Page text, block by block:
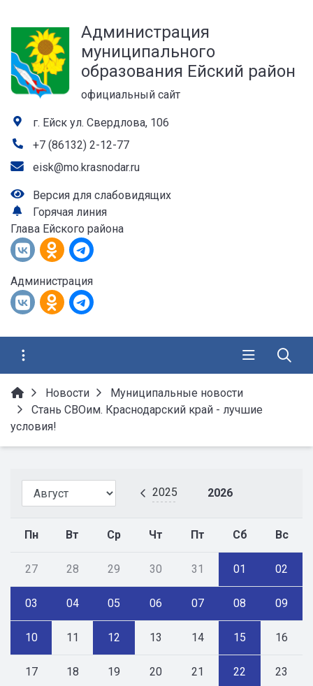
Администрация
муниципального
образования Ейский район
официальный сайт
г. Ейск ул. Свердлова, 106
+7 (86132) 2-12-77
eisk@mo.krasnodar.ru
Версия для слабовидящих
Горячая линия
Глава Ейского района
Администрация
Новости
Муниципальные новости
Стань СВОим. Краснодарский край - лучшие
условия!
2025 2026
Пн Вт Ср Чт Пт Сб Вс
27 28 29 30 31 01 02
03 04 05 06 07 08 09
10 11 12 13 14 15 16
17 18 19 20 21 22 23